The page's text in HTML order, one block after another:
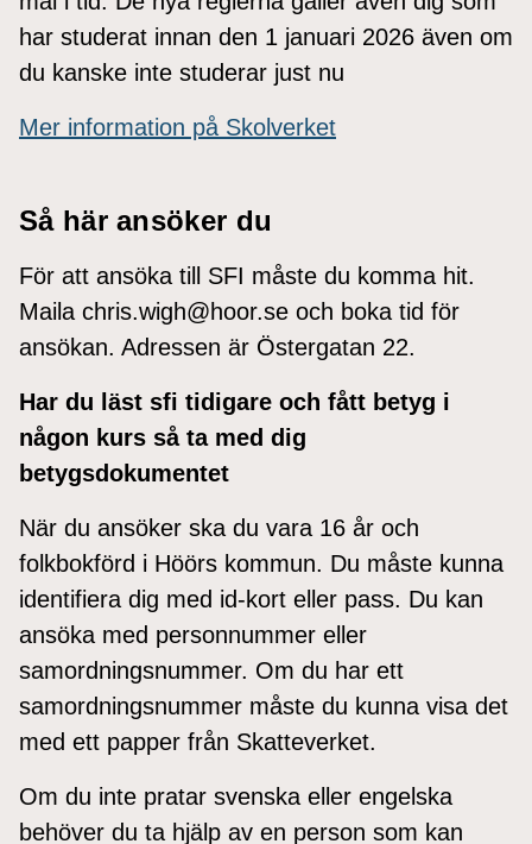
har studerat innan den 1 januari 2026 även om
du kanske inte studerar just nu
Mer information på Skolverket
Så här ansöker du
För att ansöka till SFI måste du komma hit.
Maila chris.wigh@hoor.se och boka tid för
ansökan. Adressen är Östergatan 22.
Har du läst sfi tidigare och fått betyg i
någon kurs så ta med dig
betygsdokumentet
När du ansöker ska du vara 16 år och
folkbokförd i Höörs kommun. Du måste kunna
identifiera dig med id-kort eller pass. Du kan
ansöka med personnummer eller
samordningsnummer. Om du har ett
samordningsnummer måste du kunna visa det
med ett papper från Skatteverket.
Om du inte pratar svenska eller engelska
behöver du ta hjälp av en person som kan